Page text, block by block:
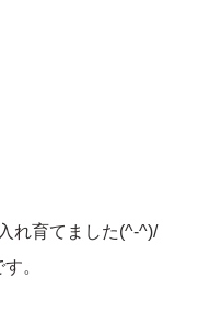
れ育てました(^-^)/
。